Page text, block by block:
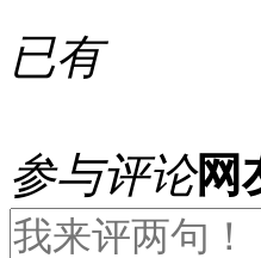
已有
参与评论网